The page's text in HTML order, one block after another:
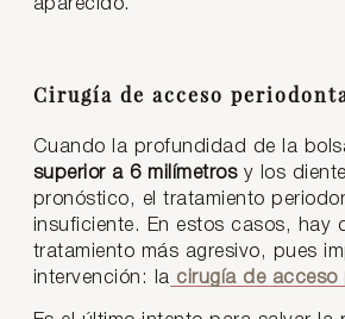
aparecido.
Cirugía de acceso
Cuando la profundidad de la
superior a 6 milímetrosy los
pronóstico, el tratamiento
insuficiente. En estos casos, hay
tratamiento más agresivo, pues
intervención: la cirugía de acceso